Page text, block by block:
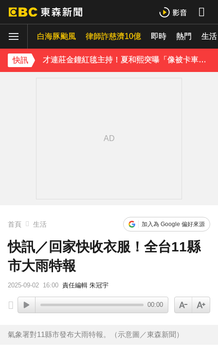
白海豚颱風 律師詐慈濟10億 即時 熱門 生活
快訊
下載東森App，隨時掌握天下大小事！
才連莊金鐘紅毯主持！夏和熙突曝「像被卡車撞」備賽狂操滿手繭
首頁 生活 加入為 Google 偏好來源
快訊／回家快收衣服！全台11縣
市大雨特報
2025-09-02 16:00 責任編輯 朱冠宇
00:00
氣象署對11縣市發布大雨特報。（示意圖／東森新聞）